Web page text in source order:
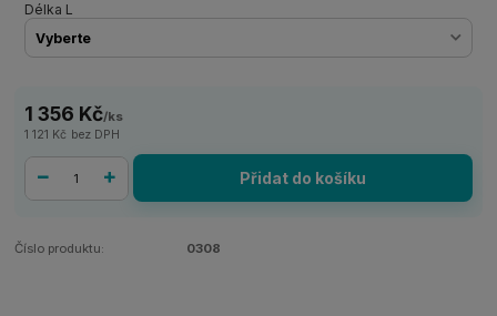
Délka L
1 356 Kč/ks
1 121 Kč bez DPH
Přidat do košíku
Číslo produktu: 0308